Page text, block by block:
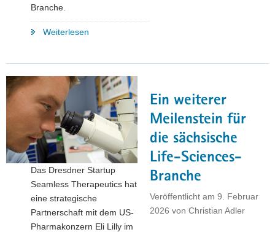
Branche.
Weiterlesen
Saxony:
Branche
erweist
sich
für
den
Freistaat
als
Innovations-
und
Wachstumsmotor"
Ein weiterer
Meilenstein für
die sächsische
Life-Sciences-
Branche
Veröffentlicht am 9. Februar
2026 von Christian Adler
Das Dresdner Startup
Seamless Therapeutics hat
eine strategische
Partnerschaft mit dem US-
Pharmakonzern Eli Lilly im